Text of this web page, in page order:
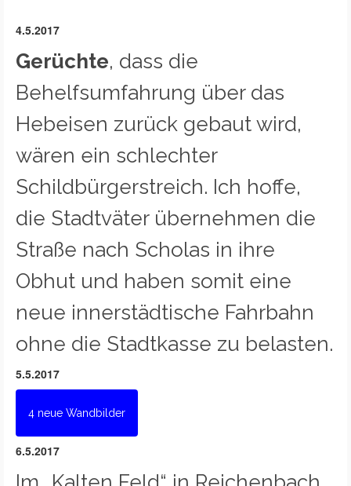
4.5.2017
Gerüchte, dass die
Behelfsumfahrung über das
Hebeisen zurück gebaut wird,
wären ein schlechter
Schildbürgerstreich. Ich hoffe,
die Stadtväter übernehmen die
Straße nach Scholas in ihre
Obhut und haben somit eine
neue innerstädtische Fahrbahn
ohne die Stadtkasse zu belasten.
5.5.2017
4 neue Wandbilder
6.5.2017